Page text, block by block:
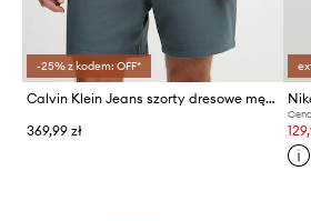
-25% z kodem: OFF*
Calvin Klein Jeans szorty dresowe męskie z bawełną
369,99 zł